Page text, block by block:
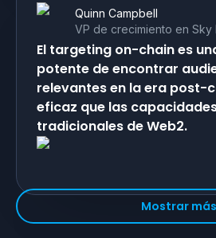
El targeting on-chain es
potente de encontrar
relevantes en la era post-
eficaz que las
tradicionales de Web2.
Quinn Campbell
VP de crecimiento en Sky
Mostrar más